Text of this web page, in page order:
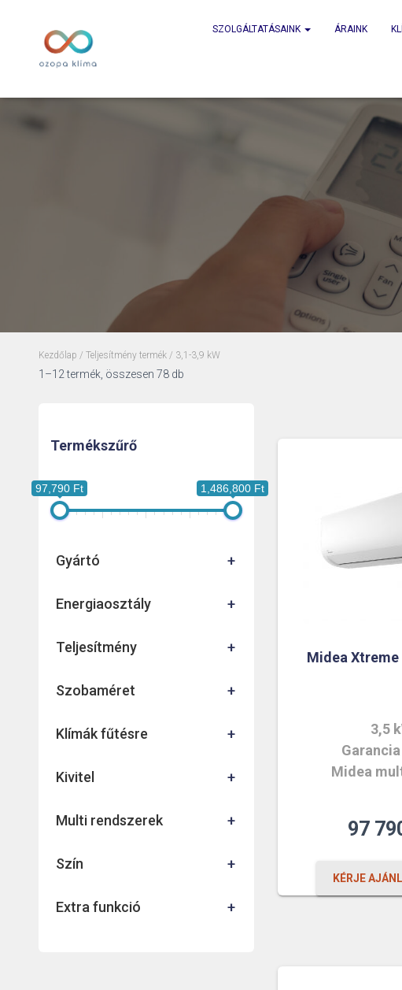
SZOLGÁLTATÁSAINK ÁRAINK
Kezdőlap / Teljesítmény termék / 3,1-3,9 kW
1–12 termék, összesen 78 dbSorted
Termékszűrő
97,790 Ft 1,486,800 Ft
Gyártó +
Energiaosztály +
Teljesítmény +
Szobaméret +
Klímák fűtésre +
Kivitel +
Multi rendszerek +
Szín +
Extra funkció +
Midea
3,5
Midea
97
KÉRJE